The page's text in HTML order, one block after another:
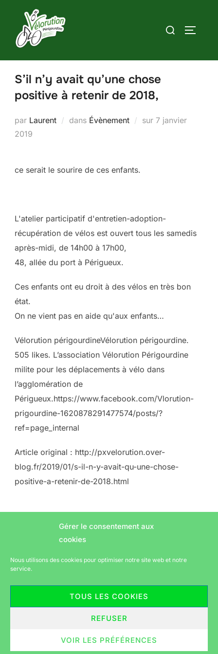
Gérer le consentement aux
cookies
Nous utilisons des cookies pour optimiser notre site web et notre
service.
TOUS LES COOKIES
REFUSER
VOIR LES PRÉFÉRENCES
contenu
Rechercher :
S’il n’y avait qu’une chose
positive à retenir de 2018,
par Laurent dans Évènement sur Publié
7 janvier
2019
ce serait le sourire de ces enfants.
L'atelier participatif d'entretien-adoption-
récupération de vélos est ouvert tous les samedis
après-midi, de 14h00 à 17h00,
48, allée du port à Périgueux.
Ces enfants ont eu droit à des vélos en très bon
état.
On ne vient pas en aide qu'aux enfants…
Vélorution périgourdineVélorution périgourdine.
505 likes. L’association Vélorution Périgourdine
milite pour les déplacements à vélo dans
l’agglomération de
Périgueux.https://www.facebook.com/Vlorution-
prigourdine-1620878291477574/posts/?
ref=page_internal
Article original : http://pxvelorution.over-
blog.fr/2019/01/s-il-n-y-avait-qu-une-chose-
positive-a-retenir-de-2018.html
AUTEUR DE LA PUBLICATION
Écrit par
Copyright © 2026 Vélorution périgourdine